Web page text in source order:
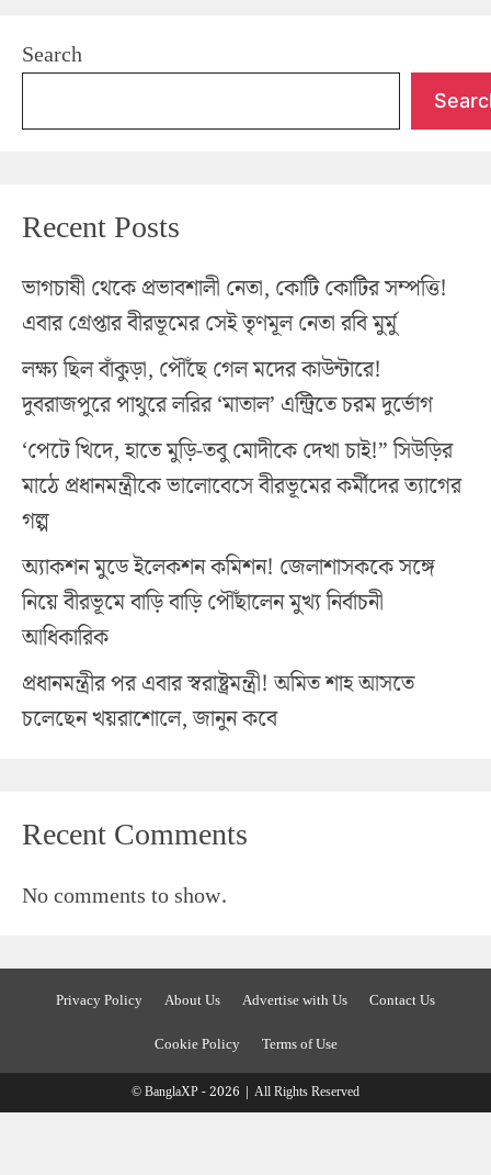
Search
Recent Posts
ভাগচাষী থেকে প্রভাবশালী নেতা, কোটি কোটির সম্পত্তি!
এবার গ্রেপ্তার বীরভূমের সেই তৃণমূল নেতা রবি মুর্মু
লক্ষ্য ছিল বাঁকুড়া, পৌঁছে গেল মদের কাউন্টারে!
দুবরাজপুরে পাথুরে লরির ‘মাতাল’ এন্ট্রিতে চরম দুর্ভোগ
‘পেটে খিদে, হাতে মুড়ি-তবু মোদীকে দেখা চাই!” সিউড়ির
মাঠে প্রধানমন্ত্রীকে ভালোবেসে বীরভূমের কর্মীদের ত্যাগের
গল্প
অ্যাকশন মুডে ইলেকশন কমিশন! জেলাশাসককে সঙ্গে
নিয়ে বীরভূমে বাড়ি বাড়ি পৌঁছালেন মুখ্য নির্বাচনী
আধিকারিক
প্রধানমন্ত্রীর পর এবার স্বরাষ্ট্রমন্ত্রী! অমিত শাহ আসতে
চলেছেন খয়রাশোলে, জানুন কবে
Recent Comments
No comments to show.
Privacy Policy About Us Advertise with Us
Contact Us
Cookie Policy
Terms of Use
© BanglaXP - 2026 | All Rights Reserved